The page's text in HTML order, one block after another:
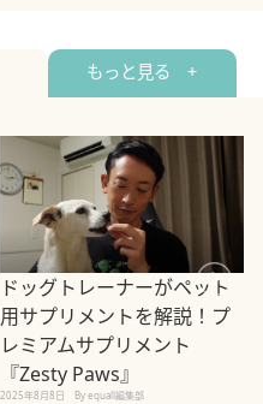
もっと見る +
ドッグトレーナーがペット
用サプリメントを解説！プ
レミアムサプリメント
『Zesty Paws』
2025年8月8日 By equall編集部